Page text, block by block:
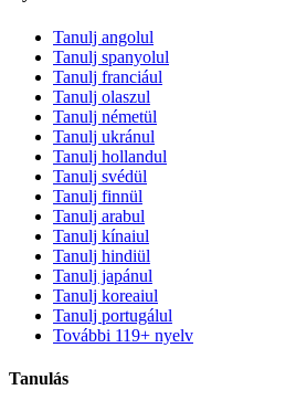
Tanulj angolul
Tanulj spanyolul
Tanulj franciául
Tanulj olaszul
Tanulj németül
Tanulj ukránul
Tanulj hollandul
Tanulj svédül
Tanulj finnül
Tanulj arabul
Tanulj kínaiul
Tanulj hindiül
Tanulj japánul
Tanulj koreaiul
Tanulj portugálul
További 119+ nyelv
Tanulás